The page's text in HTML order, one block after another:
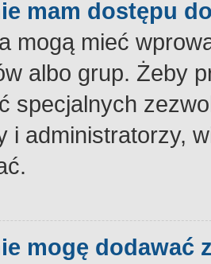
mam dostępu
mogą mieć
albo grup. Żeby
specjalnych
i administratorzy,
mogę dodawać